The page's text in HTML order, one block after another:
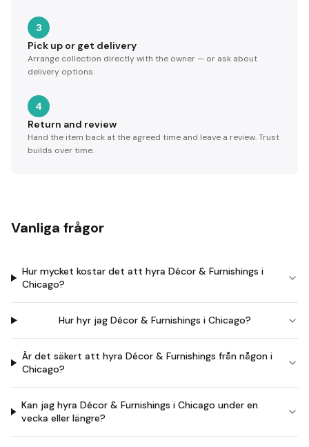
3
Pick up or get delivery
Arrange collection directly with the owner — or ask about
delivery options.
4
Return and review
Hand the item back at the agreed time and leave a review. Trust
builds over time.
Vanliga frågor
Hur mycket kostar det att hyra Décor & Furnishings i
Chicago?
Hur hyr jag Décor & Furnishings i Chicago?
Är det säkert att hyra Décor & Furnishings från någon i
Chicago?
Kan jag hyra Décor & Furnishings i Chicago under en
vecka eller längre?